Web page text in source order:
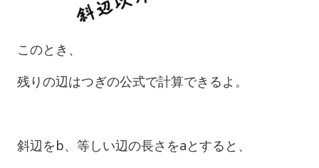
このとき、
残りの辺はつぎの公式で計算できるよ。
斜辺をb、等しい辺の長さをaとすると、